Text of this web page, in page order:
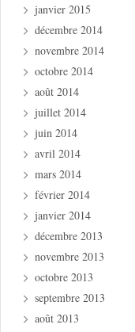
janvier 2015
décembre 2014
novembre 2014
octobre 2014
août 2014
juillet 2014
juin 2014
avril 2014
mars 2014
février 2014
janvier 2014
décembre 2013
novembre 2013
octobre 2013
septembre 2013
août 2013